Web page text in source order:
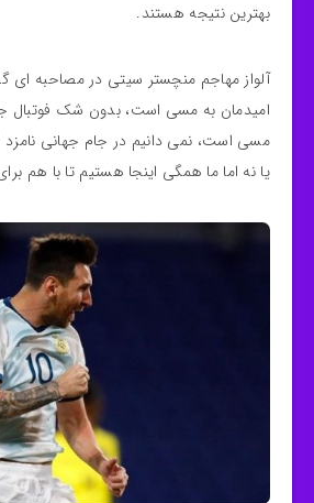
بهترین نتیجه هستند.
آلواز مهاجم منچستر سیتی در مصاحبه
امیدمان به مسی است، بدون شک فوتبال
مسی است، نمی دانیم در جام جهانی
یا نه اما ما همگی اینجا هستیم تا با هم